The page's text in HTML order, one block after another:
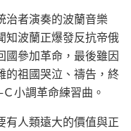
治者演奏的波蘭音樂
知波蘭正爆發反抗帝俄
國參加革命，最後雖因
的祖國哭泣、禱告，終
小調革命練習曲。
有人類遠大的價值與正